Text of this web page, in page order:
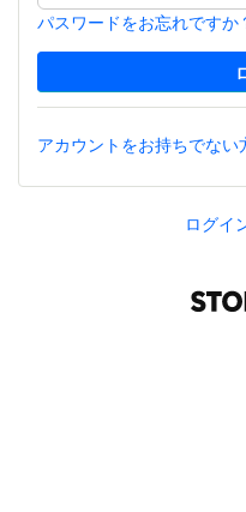
パスワードをお忘れですか
アカウントをお持ちでない
ログイ